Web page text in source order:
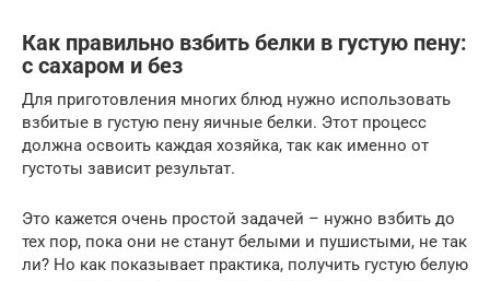
Как правильно взбить белки в густую пену:
с сахаром и без
Для приготовления многих блюд нужно использовать
взбитые в густую пену яичные белки. Этот процесс
должна освоить каждая хозяйка, так как именно от
густоты зависит результат.
Это кажется очень простой задачей – нужно взбить до
тех пор, пока они не станут белыми и пушистыми, не так
ли? Но как показывает практика, получить густую белую